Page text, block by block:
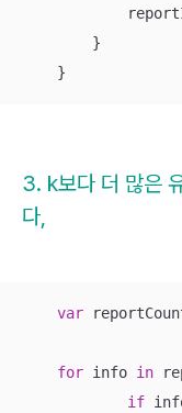
        }
    }
3. k보다 더 많은
다,
var
for info in
if